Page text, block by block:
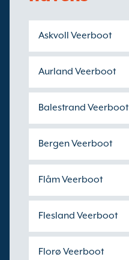
Askvoll Veerboot
Aurland Veerboot
Balestrand Veerboot
Bergen Veerboot
Flåm Veerboot
Flesland Veerboot
Florø Veerboot